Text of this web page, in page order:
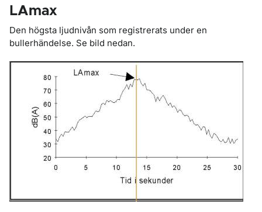
LAmax
Den högsta ljudnivån som registrerats under en
bullerhändelse. Se bild nedan.